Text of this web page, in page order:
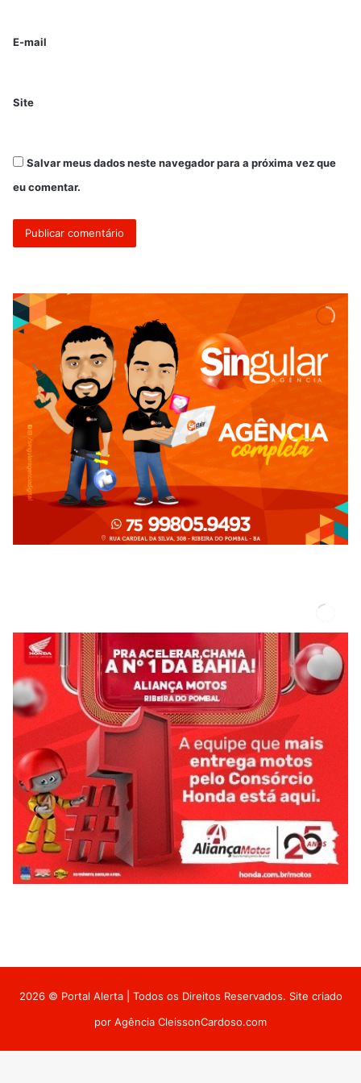
E-mail
Site
Salvar meus dados neste navegador para a próxima vez que
eu comentar.
2026 © Portal Alerta | Todos os Direitos Reservados. Site criado
por Agência CleissonCardoso.com